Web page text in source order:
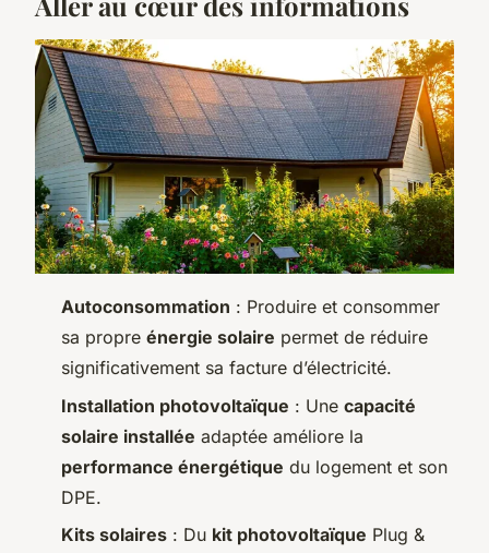
Autoconsommation : Produire et consommer
sa propre énergie solaire permet de réduire
significativement sa facture d’électricité.
Installation photovoltaïque : Une capacité
solaire installée adaptée améliore la
performance énergétique du logement et son
DPE.
Kits solaires : Du kit photovoltaïque Plug &